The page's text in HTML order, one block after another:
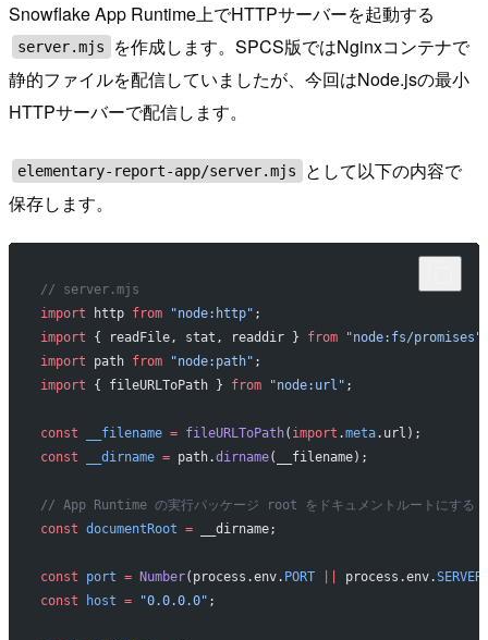
Snowflake App Runtime上でHTTPサーバーを起動する
server.mjs
を作成します。SPCS版ではNginxコンテナで
静的ファイルを配信していましたが、今回はNode.jsの最小
HTTPサーバーで配信します。
elementary-report-app/server.mjs
として以下の内容で
保存します。
// server.mjs
import http from "node:http" ;
import { readFile, stat, readdir } from "node:fs/promises"
import path from "node:path" ;
import { fileURLToPath } from "node:url" ;
const __filename = fileURLToPath( import .meta.url);
const __dirname = path.dirname(__filename);
// App Runtime の実行パッケージ root をドキュメントルートにする
const documentRoot = __dirname;
const port = Number(process.env. PORT || process.env.
const host = "0.0.0.0" ;